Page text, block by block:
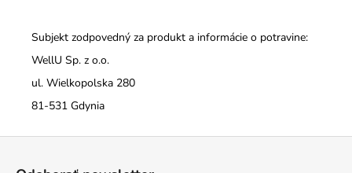
Subjekt zodpovedný za produkt a informácie o potravine:
WellU Sp. z o.o.
ul. Wielkopolska 280
81-531 Gdynia